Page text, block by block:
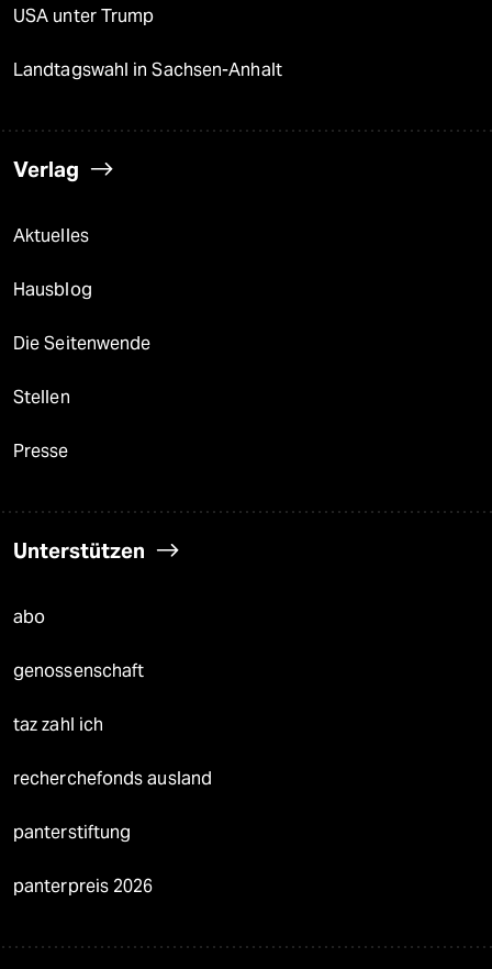
USA unter Trump
Landtagswahl in Sachsen-Anhalt
Verlag
Aktuelles
Hausblog
Die Seitenwende
Stellen
Presse
Unterstützen
abo
genossenschaft
taz zahl ich
recherchefonds ausland
panterstiftung
panterpreis 2026